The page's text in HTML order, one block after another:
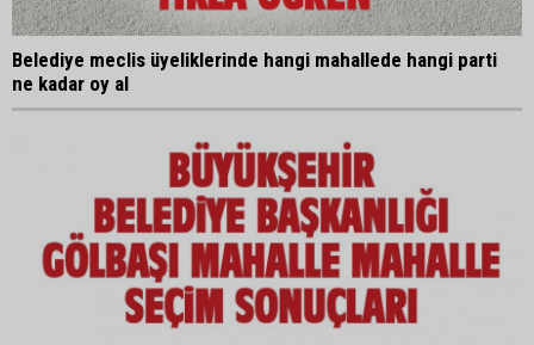
Belediye meclis üyeliklerinde hangi mahallede hangi parti
ne kadar oy al